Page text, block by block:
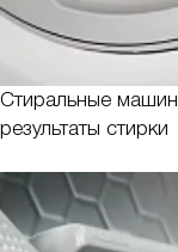
Стиральные
результаты стирки